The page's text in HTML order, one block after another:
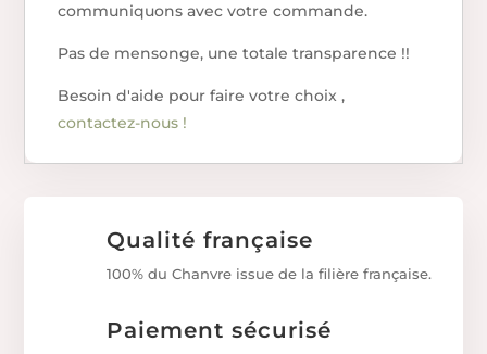
communiquons avec votre commande.
Pas de mensonge, une totale transparence !!
Besoin d'aide pour faire votre choix ,
contactez-nous !
Qualité française
100% du Chanvre issue de la filière française.
Paiement sécurisé